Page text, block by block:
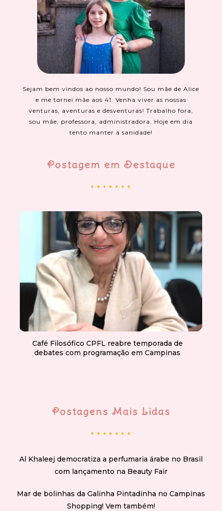
Sejam bem vindos ao nosso mundo! Sou mãe de Alice
e me tornei mãe aos 41. Venha viver as nossas
venturas, aventuras e desventuras! Trabalho fora,
sou mãe, professora, administradora. Hoje em dia
tento manter a sanidade!
Postagem em Destaque
Café Filosófico CPFL reabre temporada de
debates com programação em Campinas
Postagens Mais Lidas
Al Khaleej democratiza a perfumaria árabe no Brasil
com lançamento na Beauty Fair
Mar de bolinhas da Galinha Pintadinha no Campinas
Shopping! Vem também!